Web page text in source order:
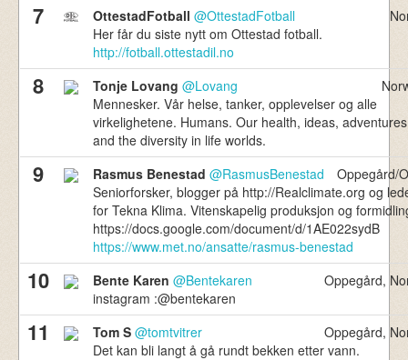
7 OttestadFotball @OttestadFotball
Her får du siste nytt om Ottestad fotball.
http://fotball.ottestadil.no
8 Tonje Lovang @Lovang
Mennesker. Vår helse, tanker, opplevelser og alle
virkelighetene. Humans. Our health, ideas, adventures
and the diversity in life worlds.
9 Rasmus Benestad @RasmusBenestad
Oppegård/
Seniorforsker, blogger på http://Realclimate.org og
for Tekna Klima. Vitenskapelig produksjon og
https://docs.google.com/document/d/1AE022sydB
https://www.met.no/ansatte/rasmus-benestad
10 Bente Karen @Bentekaren
Oppegård,
instagram :@bentekaren
11 Tom S @tomtvitrer
Oppegård,
Det kan bli langt å gå rundt bekken etter vann.